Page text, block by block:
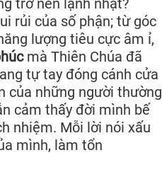
trở nên lạnh nhạt?
rủi của số phận; từ góc
lượng tiêu cực âm ỉ,
mà Thiên Chúa đã
tự tay đóng cánh cửa
của những người thường
cảm thấy đời mình bế
nhiệm. Mỗi lời nói xấu
mình, làm tổn